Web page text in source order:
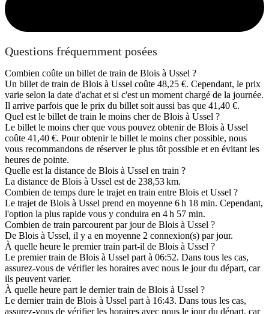
Questions fréquemment posées
Combien coûte un billet de train de Blois à Ussel ?
Un billet de train de Blois à Ussel coûte 48,25 €. Cependant, le prix
varie selon la date d'achat et si c'est un moment chargé de la journée.
Il arrive parfois que le prix du billet soit aussi bas que 41,40 €.
Quel est le billet de train le moins cher de Blois à Ussel ?
Le billet le moins cher que vous pouvez obtenir de Blois à Ussel
coûte 41,40 €. Pour obtenir le billet le moins cher possible, nous
vous recommandons de réserver le plus tôt possible et en évitant les
heures de pointe.
Quelle est la distance de Blois à Ussel en train ?
La distance de Blois à Ussel est de 238,53 km.
Combien de temps dure le trajet en train entre Blois et Ussel ?
Le trajet de Blois à Ussel prend en moyenne 6 h 18 min. Cependant,
l'option la plus rapide vous y conduira en 4 h 57 min.
Combien de train parcourent par jour de Blois à Ussel ?
De Blois à Ussel, il y a en moyenne 2 connexion(s) par jour.
À quelle heure le premier train part-il de Blois à Ussel ?
Le premier train de Blois à Ussel part à 06:52. Dans tous les cas,
assurez-vous de vérifier les horaires avec nous le jour du départ, car
ils peuvent varier.
À quelle heure part le dernier train de Blois à Ussel ?
Le dernier train de Blois à Ussel part à 16:43. Dans tous les cas,
assurez-vous de vérifier les horaires avec nous le jour du départ, car